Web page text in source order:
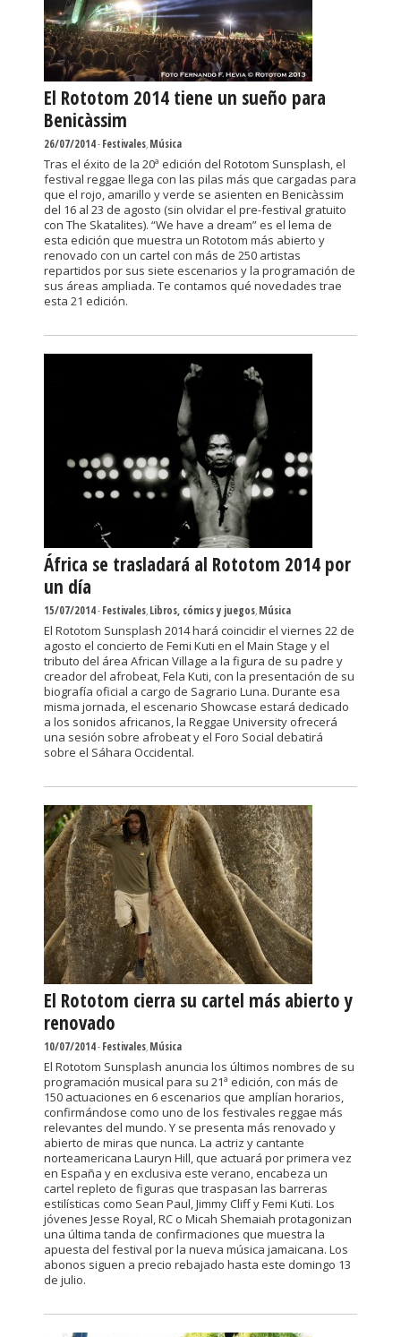
El Rototom 2014 tiene un sueño para
Benicàssim
26/07/2014-Festivales,Música
Tras el éxito de la 20ª edición del Rototom Sunsplash, el
festival reggae llega con las pilas más que cargadas para
que el rojo, amarillo y verde se asienten en Benicàssim
del 16 al 23 de agosto (sin olvidar el pre-festival gratuito
con The Skatalites). “We have a dream” es el lema de
esta edición que muestra un Rototom más abierto y
renovado con un cartel con más de 250 artistas
repartidos por sus siete escenarios y la programación de
sus áreas ampliada. Te contamos qué novedades trae
esta 21 edición.
África se trasladará al Rototom 2014 por
un día
15/07/2014-Festivales,Libros, cómics y juegos,Música
El Rototom Sunsplash 2014 hará coincidir el viernes 22 de
agosto el concierto de Femi Kuti en el Main Stage y el
tributo del área African Village a la figura de su padre y
creador del afrobeat, Fela Kuti, con la presentación de su
biografía oficial a cargo de Sagrario Luna. Durante esa
misma jornada, el escenario Showcase estará dedicado
a los sonidos africanos, la Reggae University ofrecerá
una sesión sobre afrobeat y el Foro Social debatirá
sobre el Sáhara Occidental.
El Rototom cierra su cartel más abierto y
renovado
10/07/2014-Festivales,Música
El Rototom Sunsplash anuncia los últimos nombres de su
programación musical para su 21ª edición, con más de
150 actuaciones en 6 escenarios que amplían horarios,
confirmándose como uno de los festivales reggae más
relevantes del mundo. Y se presenta más renovado y
abierto de miras que nunca. La actriz y cantante
norteamericana Lauryn Hill, que actuará por primera vez
en España y en exclusiva este verano, encabeza un
cartel repleto de figuras que traspasan las barreras
estilísticas como Sean Paul, Jimmy Cliff y Femi Kuti. Los
jóvenes Jesse Royal, RC o Micah Shemaiah protagonizan
una última tanda de confirmaciones que muestra la
apuesta del festival por la nueva música jamaicana. Los
abonos siguen a precio rebajado hasta este domingo 13
de julio.